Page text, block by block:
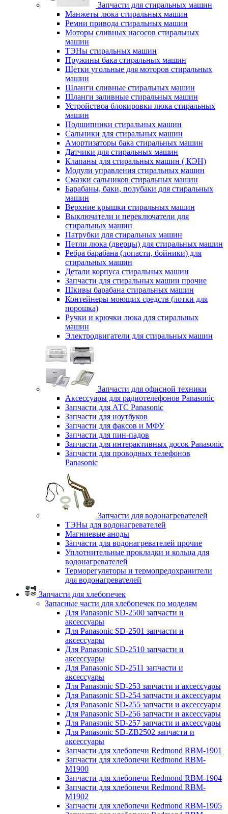
Запчасти для стиральных машин
Манжеты люка стиральных машин
Ремни привода стиральных машин
Моторы сливных насосов стиральных
машин
ТЭНы стиральных машин
Пружины бака стиральных машин
Щетки угольные для моторов стиральных
машин
Шланги сливные стиральных машин
Шланги заливные стиральных машин
Устройствоа блокировки люка стиральных
машин
Подшипники стиральных машин
Сальники для стиральных машин
Амортизаторы бака стиральных машин
Датчики для стиральных машин
Клапаны для стиральных машин ( КЭН)
Модули управления стиральных машин
Смазки сальников стиральных машин
Барабаны, баки, полубаки для стиральных
машин
Верхние крышки стиральных машин
Выключатели и переключатели для
стиральных машин
Патрубки для стиральных машин
Петли люка (дверцы) для стиральных машин
Ребра барабана (лопасти, бойники) для
стиральных машин
Детали корпуса стиральных машин
Запчасти для стиральных машин прочие
Шкивы барабана стиральных машин
Контейнеры моющих средств (лотки для
порошка)
Ручки и крючки люка для стиральных
машин
Электродвигатели для стиральных машин
Запчасти для офисной техники
Аксессуары для радиотелефонов Panasonic
Запчасти для АТС Panasonic
Запчасти для ноутбуков
Запчасти для факсов и МФУ
Запчасти для пин-падов
Запчасти для интерактивных досок Panasonic
Запчасти для проводных телефонов
Panasonic
Запчасти для водонагревателей
ТЭНы для водонагревателей
Магниевые аноды
Запчасти для водонагревателей прочие
Уплотнительные прокладки и кольца для
водонагревателей
Терморегуляторы и термопредохранители
для водонагревателей
Запчасти для хлебопечек
Запасные части для хлебопечек по моделям
Для Panasonic SD-2500 запчасти и
аксессуары
Для Panasonic SD-2501 запчасти и
аксессуары
Для Panasonic SD-2510 запчасти и
аксессуары
Для Panasonic SD-2511 запчасти и
аксессуары
Для Panasonic SD-253 запчасти и аксессуары
Для Panasonic SD-254 запчасти и аксессуары
Для Panasonic SD-255 запчасти и аксессуары
Для Panasonic SD-256 запчасти и аксессуары
Для Panasonic SD-257 запчасти и аксессуары
Для Panasonic SD-ZB2502 запчасти и
аксессуары
Запчасти для хлебопечи Redmond RBM-1901
Запчасти для хлебопечи Redmond RBM-
M1900
Запчасти для хлебопечи Redmond RBM-1904
Запчасти для хлебопечи Redmond RBM-
M1902
Запчасти для хлебопечи Redmond RBM-1905